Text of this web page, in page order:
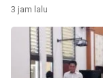
3 jam lalu